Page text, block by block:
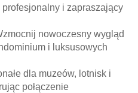
i zapraszający
nowoczesny wygląd
i luksusowych
dla muzeów, lotnisk i
połączenie